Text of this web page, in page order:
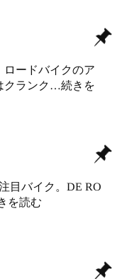
ロードバイクのア
クランク …続きを
目バイク。DE RO
を読む